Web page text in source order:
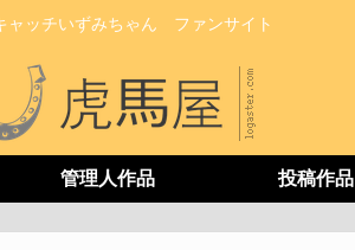
ャッチいずみちゃん ファンサイト
管理人作品 投稿作品